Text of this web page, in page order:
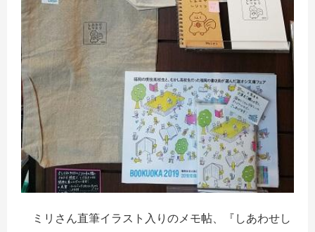
ミリさん直筆イラスト入りのメモ帖、『しあわせし